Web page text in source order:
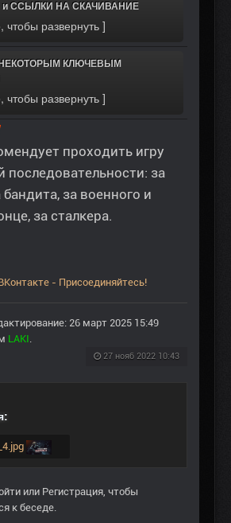
ССЫЛКИ НА СКАЧИВАНИЕ
КЛЮЧЕВЫМ
проходить игру
последовательности: за
бандита, за военного и
за сталкера.
- Присоединяйтесь!
26 март 2025 15:49
LAKI.
27 нояб 2022 10:43
или Регистрация, чтобы
к беседе.